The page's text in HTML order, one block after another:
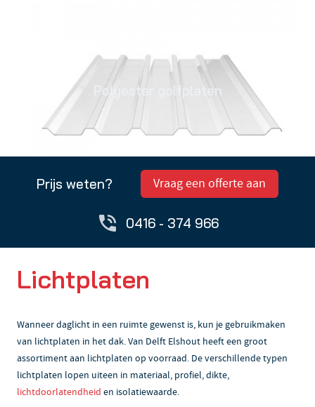
Polyester golfplaten
Prijs weten? Vraag een offerte aan
0416 - 374 966
Lichtplaten
Wanneer daglicht in een ruimte gewenst is, kun je gebruikmaken
van lichtplaten in het dak. Van Delft Elshout heeft een groot
assortiment aan lichtplaten op voorraad. De verschillende typen
lichtplaten lopen uiteen in materiaal, profiel, dikte,
lichtdoorlatendheid en isolatiewaarde.